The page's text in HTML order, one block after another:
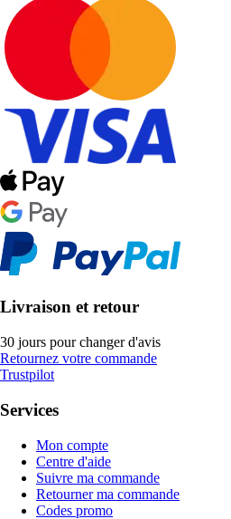
Livraison et retour
30 jours pour changer d'avis
Retournez votre commande
Trustpilot
Services
Mon compte
Centre d'aide
Suivre ma commande
Retourner ma commande
Codes promo